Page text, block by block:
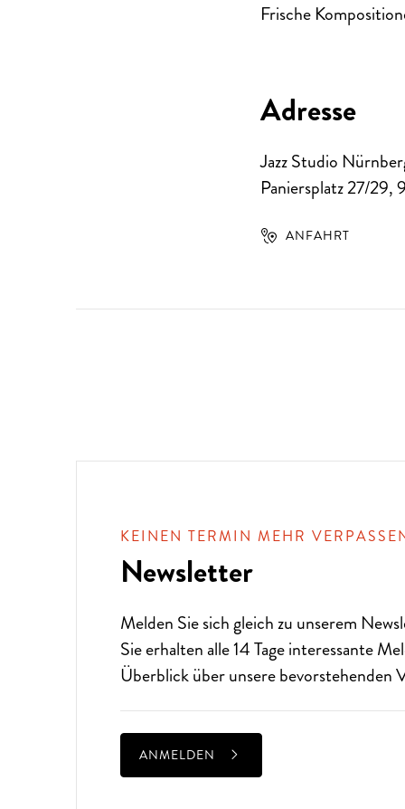
Frische
Adresse
Jazz Studio
Paniersplatz 27/29,
ANFAHRT
KEINEN TERMIN MEHR
Newsletter
Melden Sie sich gleich zu unserem
Sie erhalten alle 14 Tage interessante
Überblick über unsere bevorstehenden
ANMELDEN